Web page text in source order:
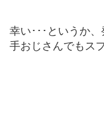
幸い･･･というか
手おじさんでもス